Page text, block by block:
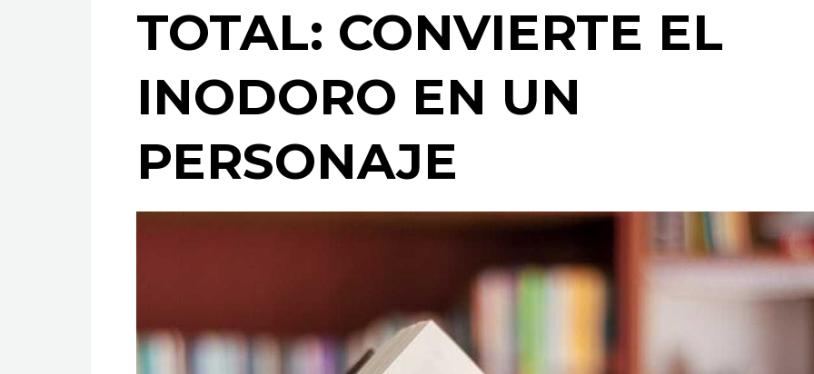
TOTAL: CONVIERTE EL
INODORO EN UN
PERSONAJE